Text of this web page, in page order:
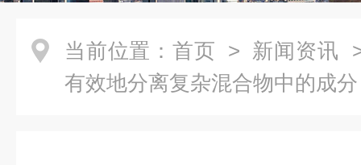
当前位置： 首页 > 新闻资讯
有效地分离复杂混合物中的成分